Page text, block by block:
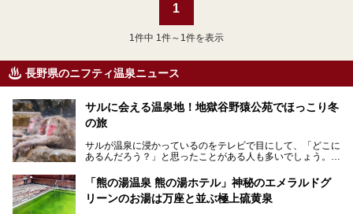
1
1 件中 1件～1件を表示
長野県のニフティ温泉ニュース
サルに会える温泉地！地獄谷野猿公苑でほっこり冬
の旅
サルが温泉に浸かっているのをテレビで目にして、「どこに
あるんだろう？」と思ったことがある人も多いでしょう。
この微笑ましい光景は、長野県にある「地獄谷野猿公苑」で
見られるもので、野生のサルが雪景色の中で温泉に浸かる姿
を間近で観察できます。
「熊の湯温泉 熊の湯ホテル」神秘のエメラルドグ
リーンのお湯は万座と並ぶ極上硫黄泉